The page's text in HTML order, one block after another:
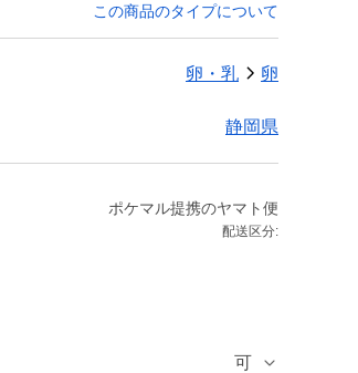
この商品のタイプについて
卵・乳 卵
静岡県
ポケマル提携のヤマト便
配送区分:
可